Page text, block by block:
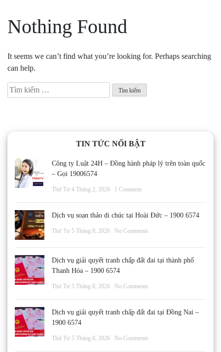
Nothing Found
It seems we can’t find what you’re looking for. Perhaps searching
can help.
Tìm
kiếm
TIN TỨC NỔI BẬT
Công ty Luật 24H – Đồng hành pháp lý trên toàn quốc
– Gọi 19006574
Thứ Tư 4 Tháng 2, 2026 1 Comment
Dịch vụ soạn thảo di chúc tại Hoài Đức – 1900 6574
Thứ Tư 5 Tháng 8, 2026 No Comments
Dịch vụ giải quyết tranh chấp đất đai tại thành phố
Thanh Hóa – 1900 6574
Thứ Tư 5 Tháng 8, 2026 No Comments
Dịch vụ giải quyết tranh chấp đất đai tại Đồng Nai –
1900 6574
Thứ Tư 5 Tháng 8, 2026 No Comments